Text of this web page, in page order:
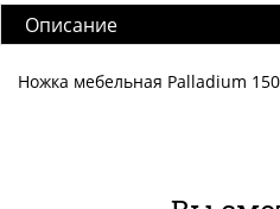
Описание
Ножка мебельная Palladium